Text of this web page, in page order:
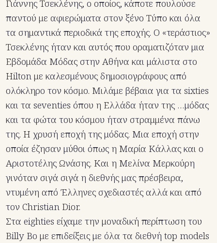
Γιάννης Τσεκλένης, ο οποίος, κάποτε πουλούσε
παντού με αφιερώματα στον ξένο Τύπο και όλα
τα σημαντικά περιοδικά της εποχής. Ο «τεράστιος»
Τσεκλένης ήταν και αυτός που οραματιζόταν μια
Εβδομάδα Μόδας στην Αθήνα και μάλιστα στο
Hilton με καλεσμένους δημοσιογράφους από
ολόκληρο τον κόσμο. Μιλάμε βέβαια για τα sixties
και τα seventies όπου η Ελλάδα ήταν της …μόδας
και τα φώτα του κόσμου ήταν στραμμένα πάνω
της. Η χρυσή εποχή της μόδας. Μια εποχή στην
οποία έζησαν μύθοι όπως η Μαρία Κάλλας και ο
Αριστοτέλης Ωνάσης. Και η Μελίνα Μερκούρη
γινόταν σιγά σιγά η διεθνής μας πρέσβειρα,
ντυμένη από Έλληνες σχεδιαστές αλλά και από
τον Christian Dior.
Στα eighties είχαμε την μοναδική περίπτωση του
Billy Bo με επιδείξεις με όλα τα διεθνή top models